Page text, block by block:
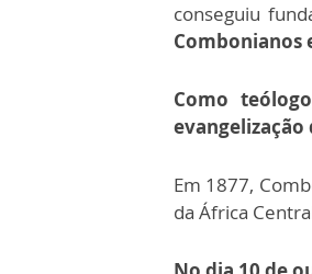
conseguiu
Combonianos
Como
Em 1877,
da África